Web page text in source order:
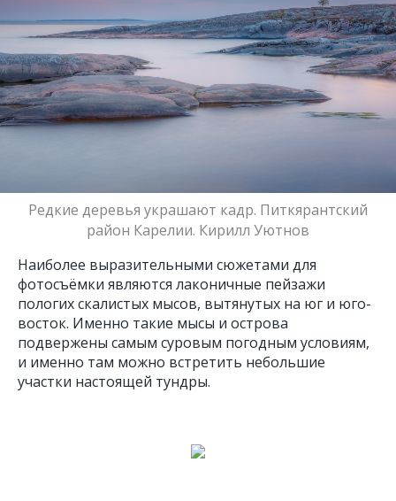
Редкие деревья украшают кадр. Питкярантский
район Карелии. Кирилл Уютнов
Наиболее выразительными сюжетами для
фотосъёмки являются лаконичные пейзажи
пологих скалистых мысов, вытянутых на юг и юго-
восток. Именно такие мысы и острова
подвержены самым суровым погодным условиям,
и именно там можно встретить небольшие
участки настоящей тундры.